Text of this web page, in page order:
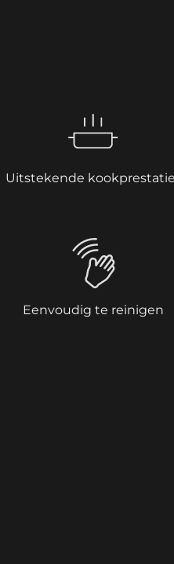
Uitstekende
Eenvoudig te reinigen